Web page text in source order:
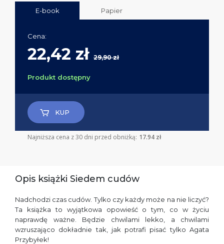
E-book Papier
Cena:
22,42 zł 29,90 zł
Produkt dostępny
KUP
Najniższa cena z 30 dni przed obniżką: 17.94 zł
Opis książki Siedem cudów
Nadchodzi czas cudów. Tylko czy każdy może na nie liczyć?
Ta książka to wyjątkowa opowieść o tym, co w życiu
naprawdę ważne. Będzie chwilami lekko, a chwilami
wzruszająco dokładnie tak, jak potrafi pisać tylko Agata
Przybyłek!